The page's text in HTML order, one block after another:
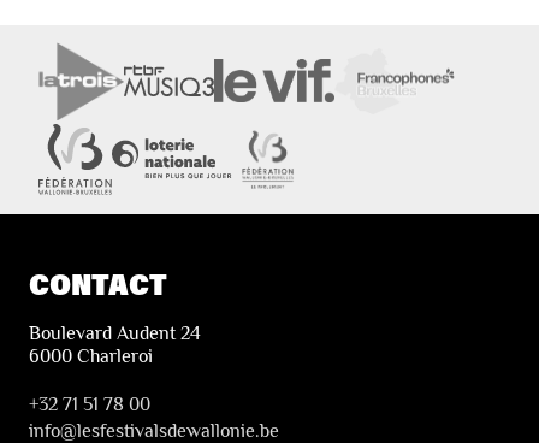
CONTACT
Boulevard Audent 24
6000 Charleroi
+32 71 51 78 00
info@lesfestivalsdewallonie.be